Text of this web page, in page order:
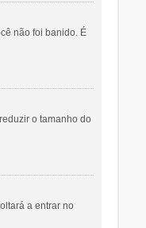
não foi banido. É
o tamanho do
a entrar no